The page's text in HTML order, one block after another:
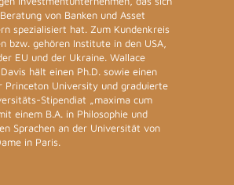
von Banken und Asset
spezialisiert hat. Zum Kundenkreis
bzw. gehören Institute in den USA,
EU und der Ukraine. Wallace
hält einen Ph.D. sowie einen
Princeton University und graduierte
Stipendiat „maxima cum
einem B.A. in Philosophie und
Sprachen an der Universität von
in Paris.